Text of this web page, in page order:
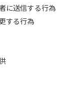
に送信する行為
する行為